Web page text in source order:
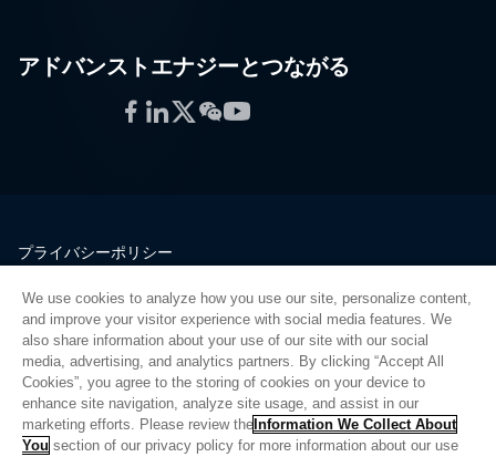
アドバンストエナジーとつながる
Facebook
LinkedIn
Twitter
WeChat
YouTube
プライバシーポリシー
品質
サイトマップ
サプライヤーポータル
UK Modern Slavery Act
Privacy Preferences
We use cookies to analyze how you use our site, personalize content,
and improve your visitor experience with social media features. We
also share information about your use of our site with our social
media, advertising, and analytics partners. By clicking “Accept All
Cookies”, you agree to the storing of cookies on your device to
enhance site navigation, analyze site usage, and assist in our
marketing efforts. Please review the Information We Collect About
You section of our privacy policy for more information about our use